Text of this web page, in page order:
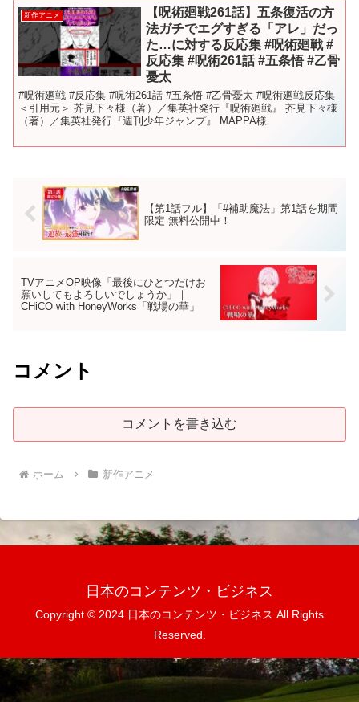
新作アニメ
【呪術廻戦261話】五条復活の方
法ガチでエグすぎる「アレ」だっ
た…に対する反応集 #呪術廻戦 #
反応集 #呪術261話 #五条悟 #乙骨
憂太
#呪術廻戦 #反応集 #呪術261話 #五条悟 #乙骨憂太 #呪術廻戦反応集
＜引用元＞ 芥見下々様（著）／集英社発行『呪術廻戦』 芥見下々様
（著）／集英社発行『週刊少年ジャンプ』 MAPPA様
【第1話フル】「#補助魔法」第1話を期間
限定 無料公開中！
TVアニメOP映像「最後にひとつだけお
願いしてもよろしいでしょうか」｜
CHiCO with HoneyWorks「戦場の華」
コメント
コメントを書き込む
ホーム 新作アニメ
日本のコンテンツ・ビジネス
Copyright © 2024 日本のコンテンツ・ビジネス All Rights
Reserved.